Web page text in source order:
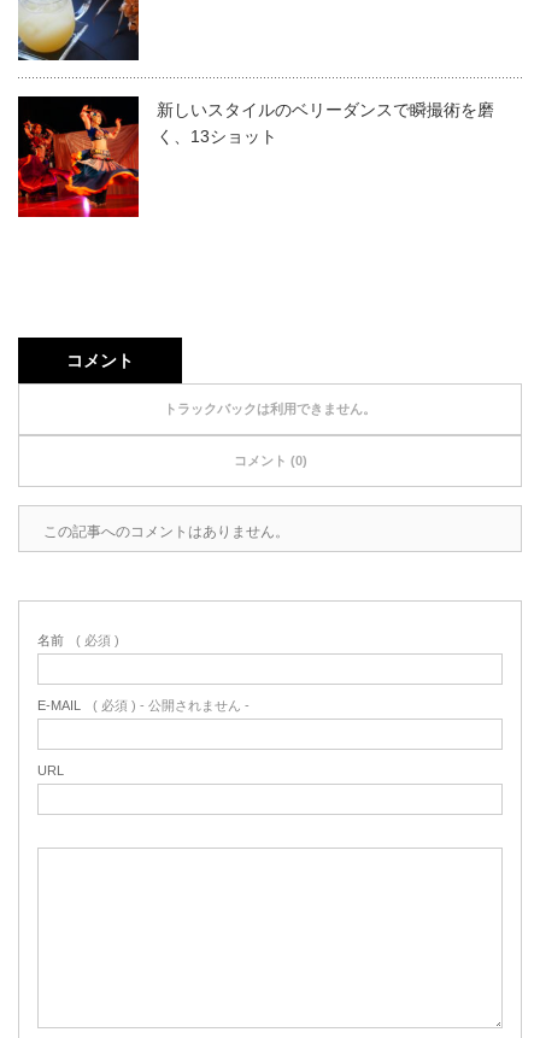
新しいスタイルのベリーダンスで瞬撮術を磨
く、13ショット
コメント
トラックバックは利用できません。
コメント (0)
この記事へのコメントはありません。
名前 ( 必須 )
E-MAIL ( 必須 ) - 公開されません -
URL